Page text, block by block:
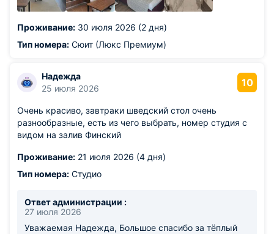
Проживание: 30 июля 2026 (2 дня)
Тип номера: Сюит (Люкс Премиум)
Надежда
25 июля 2026
10
Очень красиво, завтраки шведский стол очень
разнообразные, есть из чего выбрать, номер студия с
видом на залив Финский
Проживание: 21 июля 2026 (4 дня)
Тип номера: Студио
Ответ администрации :
27 июля 2026
Уважаемая Надежда, Большое спасибо за тёплый